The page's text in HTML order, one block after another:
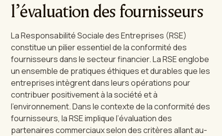
l’évaluation des fournisseurs
La Responsabilité Sociale des Entreprises (RSE)
constitue un pilier essentiel de la conformité des
fournisseurs dans le secteur financier. La RSE englobe
un ensemble de pratiques éthiques et durables que les
entreprises intègrent dans leurs opérations pour
contribuer positivement à la société et à
l’environnement. Dans le contexte de la conformité des
fournisseurs, la RSE implique l’évaluation des
partenaires commerciaux selon des critères allant au-